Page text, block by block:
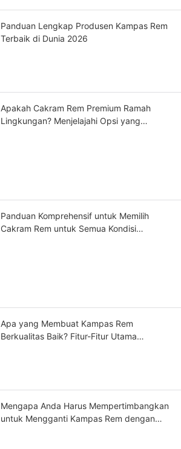
Panduan Lengkap Produsen Kampas Rem
Terbaik di Dunia 2026
Apakah Cakram Rem Premium Ramah
Lingkungan? Menjelajahi Opsi yang
Panduan Komprehensif untuk Memilih
Cakram Rem untuk Semua Kondisi
Apa yang Membuat Kampas Rem
Berkualitas Baik? Fitur-Fitur Utama
Mengapa Anda Harus Mempertimbangkan
untuk Mengganti Kampas Rem dengan